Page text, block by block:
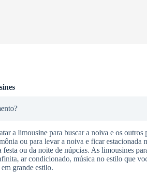
a limousine para buscar a noiva e os outros
ou para levar a noiva e ficar estacionada
ou da noite de núpcias. As limousines
ar condicionado, música no estilo que
grande estilo.